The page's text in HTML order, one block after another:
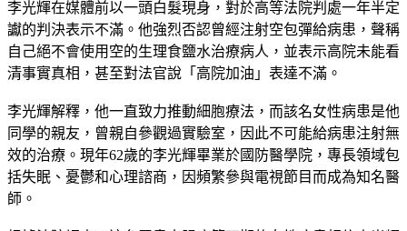
李光輝在媒體前以一頭白髮現身，對於高等法院判處一年半定
讞的判決表示不滿。他強烈否認曾經注射空包彈給病患，聲稱
自己絕不會使用空的生理食鹽水治療病人，並表示高院未能看
李光輝解釋，他一直致力推動細胞療法，而該名女性病患是他
同學的親友，曾親自參觀過實驗室，因此不可能給病患注射無
效的治療。現年62歲的李光輝畢業於國防醫學院，專長領域包
括失眠、憂鬱和心理諮商，因頻繁參與電視節目而成為知名醫